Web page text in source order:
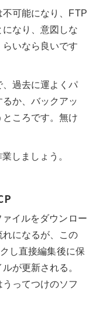
可能になり、FTP
なり、意図しな
いなら良いです
過去に運よくパ
か、バックアッ
ころです。無け
しましょう。
イルをダウンロー
れになるが、この
し直接編集後に保
が更新される。
ってつけのソフ